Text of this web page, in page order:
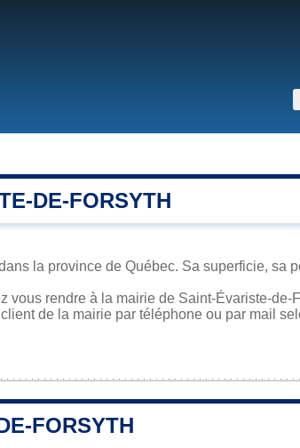
DE-FORSYTH
la province de Québec. Sa superficie, sa
vous rendre à la mairie de Saint-Évariste-de-
de la mairie par téléphone ou par mail
FORSYTH